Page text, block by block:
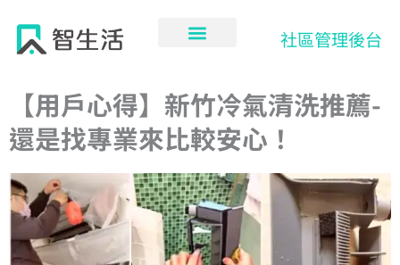
社區管理後台
【用戶心得】新竹冷氣清洗推薦-
還是找專業來比較安心！